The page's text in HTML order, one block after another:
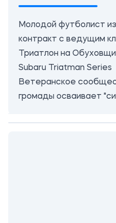
Молодой футболист
контракт с ведущим
Триатлон на
Subaru Triatman Series
Ветеранское
громады осваивает